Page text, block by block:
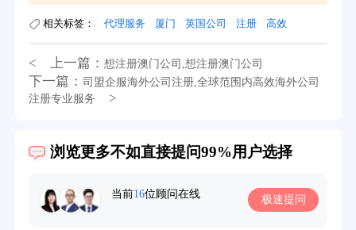
相关标签： 代理服务 厦门 英国公司 注册 高效
< 上一篇： 想注册澳门公司,想注册澳门公司
下一篇： 司盟企服海外公司注册,全球范围内高效海外公司
注册专业服务
>
浏览更多不如直接提问99%用户选择
当前16位顾问在线 极速提问
39分钟前用户提问：
6分钟前用户提问：注册香港公司需要哪些条件？
8分钟前用户提问：开曼公司财报要审计吗？